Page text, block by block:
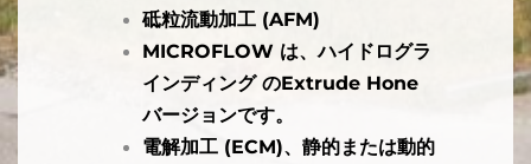
砥粒流動加工 (AFM)
MICROFLOW は、ハイドログラ
インディング のExtrude Hone
バージョンです。
電解加工 (ECM)、静的または動的